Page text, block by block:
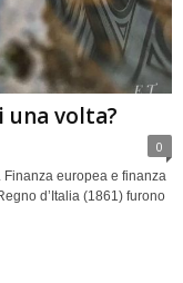
una volta?
0
Finanza europea e finanza
d’Italia (1861) furono